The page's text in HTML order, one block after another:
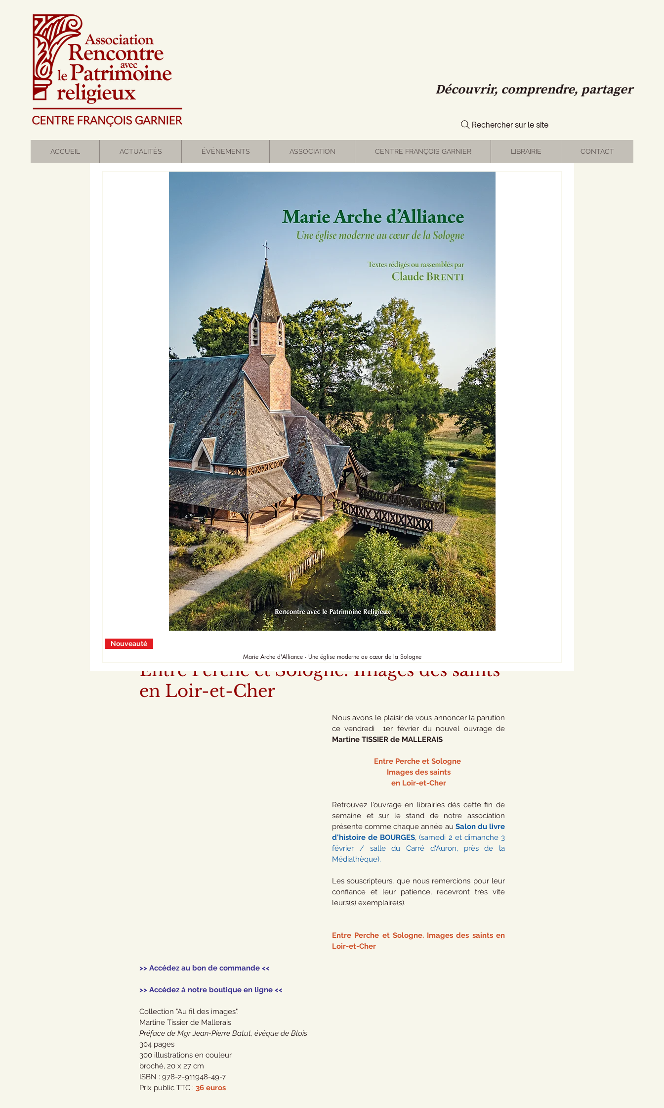
Découvrir, comprendre, partager
Rechercher sur le site
ACCUEIL ACTUALITÉS ÉVÈNEMENTS ASSOCIATION CENTRE FRANÇOIS GARNIER LIBRAIRIE CONTACT
Entre Perche et Sologne. Images des saints
en Loir-et-Cher
Nous avons le plaisir de vous annoncer la parution
Martine TISSIER de MALLERAIS
Entre Perche et Sologne
Images des saints
en Loir-et-Cher
Retrouvez l'ouvrage en librairies dès cette fin de
semaine et sur le stand de notre association
présente comme chaque année au Salon du livre
d'histoire de BOURGES, (samedi 2 et dimanche 3
février / salle du Carré d'Auron, près de la
Médiathèque).
Les souscripteurs, que nous remercions pour leur
confiance et leur patience, recevront très vite
leurs(s) exemplaire(s).
Entre Perche et Sologne. Images des saints en
Loir-et-Cher
>> Accédez au bon de commande <<
>> Accédez à notre boutique en ligne <<
Collection "Au fil des images".
Martine Tissier de Mallerais
Préface de Mgr Jean-Pierre Batut, évêque de Blois
304 pages
300 illustrations en couleur
broché, 20 x 27 cm
ISBN : 978-2-911948-49-7
Prix public TTC : 36 euros
Nouveauté
Marie Arche d'Alliance - Une église moderne au cœur de la Sologne